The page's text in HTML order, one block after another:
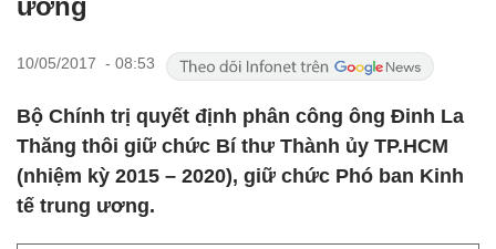
ương
10/05/2017 - 08:53
Bộ Chính trị quyết định phân công ông Đinh La
Thăng thôi giữ chức Bí thư Thành ủy TP.HCM
(nhiệm kỳ 2015 – 2020), giữ chức Phó ban Kinh
tế trung ương.